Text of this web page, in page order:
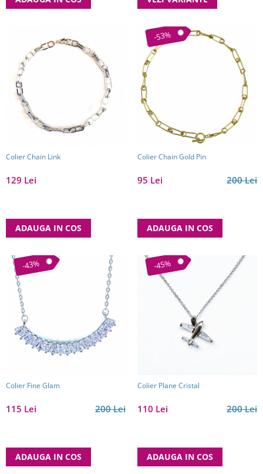
Colier Chain Link
129 Lei
ADAUGA IN COS
-53%
Colier Chain Gold Pin
200 Lei
95 Lei
ADAUGA IN COS
-43%
Colier Fine Glam
200 Lei
115 Lei
ADAUGA IN COS
-45%
Colier Plane Cristal
200 Lei
110 Lei
ADAUGA IN COS